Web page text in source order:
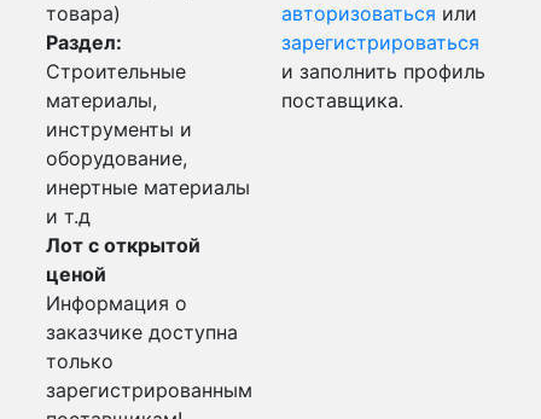
товара)
Раздел:
Строительные
материалы,
инструменты и
оборудование,
инертные материалы
и т.д
Лот с открытой
ценой
Информация о
заказчике доступна
только
зарегистрированным
авторизоваться или
зарегистрироваться
и заполнить профиль
поставщика.